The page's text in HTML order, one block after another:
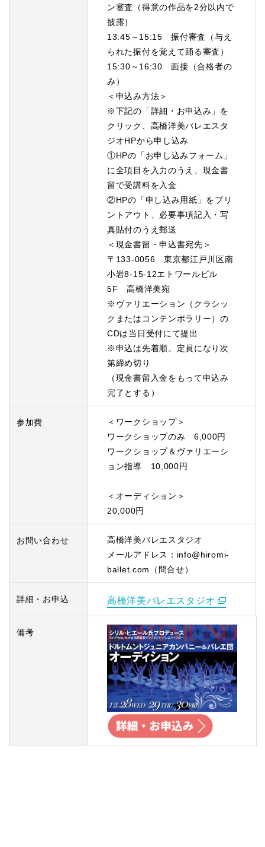
ン審査（得意の作品を2分以内で
披露）
13:45～15:15 振付審査（与え
られた振付を覚えて踊る審査）
15:30～16:30 面接（合格者の
み）
＜申込み方法＞
※下記の「詳細・お申込み」を
クリック、高橋洋美バレエスタ
ジオHPから申し込み
①HPの「お申し込みフォーム」
に全項目を入力のうえ、現金書
留で受講料を入金
②HPの「申し込み用紙」をプリ
ントアウト、必要事項記入・写
真貼付のうえ郵送
＜現金書留・申込書宛先＞
〒133-0056 東京都江戸川区南
小岩8-15-12エトワールビル
5F 高橋洋美宛
※ヴァリエーション（クラシッ
クまたはコンテンポラリー）の
CDは当日受付にて提出
※申込は先着順。定員になり次
第締め切り
（現金書留入金をもって申込み
完了とする）
参加費
＜ワークショップ＞
ワークショップのみ 6,000円
ワークショップ＆ヴァリエーシ
ョン指導 10,000円
＜オーディション＞
20,000円
お問い合わせ
高橋洋美バレエスタジオ
メールアドレス：info@hiromi-
ballet.com（問合せ）
詳細・お申込 高橋洋美バレエスタジオ
備考